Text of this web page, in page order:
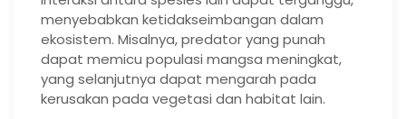
menyebabkan ketidakseimbangan dalam
ekosistem. Misalnya, predator yang punah
dapat memicu populasi mangsa meningkat,
yang selanjutnya dapat mengarah pada
kerusakan pada vegetasi dan habitat lain.